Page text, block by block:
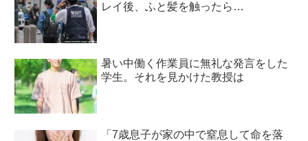
レイ後、ふと髪を触ったら…
暑い中働く作業員に無礼な発言をした
学生。それを見かけた教授は
「7歳息子が家の中で窒息して命を落